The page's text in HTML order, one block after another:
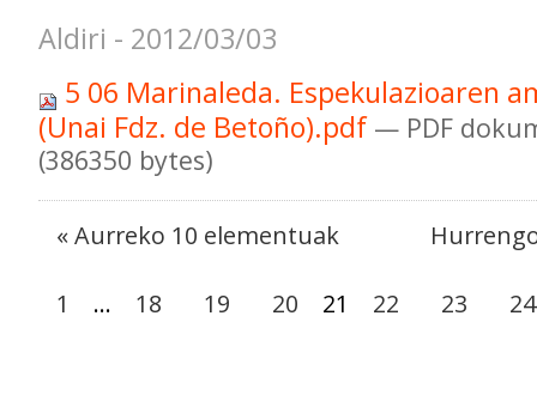
Aldiri - 2012/03/03
5 06 Marinaleda. Espekulazioaren
(Unai Fdz. de Betoño).pdf — PDF
(386350 bytes)
« Aurreko 10 elementuak
1 ... 18 19 20 21 22 23 24